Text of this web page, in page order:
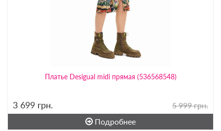
Платье Desigual midi прямая (536568548)
3 699 грн.
5 999 грн.
Подробнее